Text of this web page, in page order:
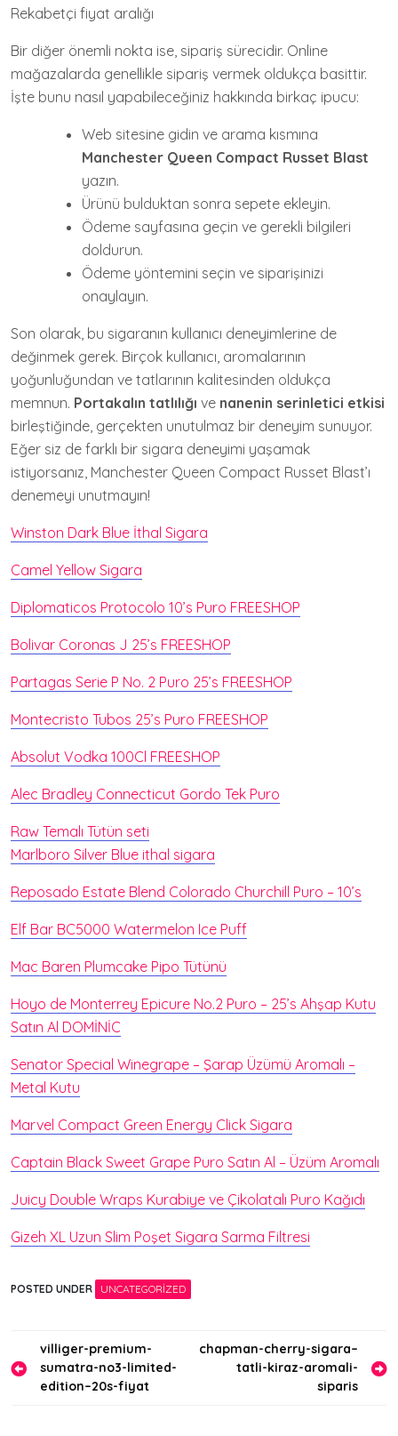
Rekabetçi fiyat aralığı
Bir diğer önemli nokta ise, sipariş sürecidir. Online
mağazalarda genellikle sipariş vermek oldukça basittir.
İşte bunu nasıl yapabileceğiniz hakkında birkaç ipucu:
Web sitesine gidin ve arama kısmına
Manchester Queen Compact Russet Blast
yazın.
Ürünü bulduktan sonra sepete ekleyin.
Ödeme sayfasına geçin ve gerekli bilgileri
doldurun.
Ödeme yöntemini seçin ve siparişinizi
onaylayın.
Son olarak, bu sigaranın kullanıcı deneyimlerine de
değinmek gerek. Birçok kullanıcı, aromalarının
yoğunluğundan ve tatlarının kalitesinden oldukça
memnun. Portakalın tatlılığı ve nanenin serinletici etkisi
birleştiğinde, gerçekten unutulmaz bir deneyim sunuyor.
Eğer siz de farklı bir sigara deneyimi yaşamak
istiyorsanız, Manchester Queen Compact Russet Blast’ı
denemeyi unutmayın!
Winston Dark Blue İthal Sigara
Camel Yellow Sigara
Diplomaticos Protocolo 10’s Puro FREESHOP
Bolivar Coronas J 25’s FREESHOP
Partagas Serie P No. 2 Puro 25’s FREESHOP
Montecristo Tubos 25’s Puro FREESHOP
Absolut Vodka 100Cl FREESHOP
Alec Bradley Connecticut Gordo Tek Puro
Raw Temalı Tütün seti
Marlboro Silver Blue ithal sigara
Reposado Estate Blend Colorado Churchill Puro – 10’s
Elf Bar BC5000 Watermelon Ice Puff
Mac Baren Plumcake Pipo Tütünü
Hoyo de Monterrey Epicure No.2 Puro – 25’s Ahşap Kutu
Satın Al DOMİNİC
Senator Special Winegrape – Şarap Üzümü Aromalı –
Metal Kutu
Marvel Compact Green Energy Click Sigara
Captain Black Sweet Grape Puro Satın Al – Üzüm Aromalı
Juicy Double Wraps Kurabiye ve Çikolatalı Puro Kağıdı
Gizeh XL Uzun Slim Poşet Sigara Sarma Filtresi
POSTED UNDER UNCATEGORIZED
Yazı
gezinmesi
villiger-premium-
sumatra-no3-limited-
edition–20s-fiyat
chapman-cherry-sigara–
tatli-kiraz-aromali-
siparis